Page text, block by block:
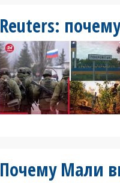
Reuters:
Почему Мали